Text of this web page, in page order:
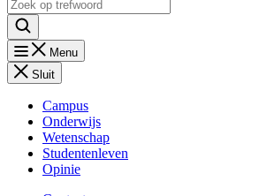
Menu
Sluit
Campus
Onderwijs
Wetenschap
Studentenleven
Opinie